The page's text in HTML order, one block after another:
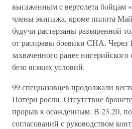
высаженным с вертолета бойцам
члены экипажа, кроме пилота
будучи растерзаны разъяренной
от расправы боевики СНА. Через
захваченного ранее
безо всяких условий.
99 спецназовцев продолжали
Потери росли. Отсутствие
прорыв к осажденным. В 23.20,
согласований с руководством